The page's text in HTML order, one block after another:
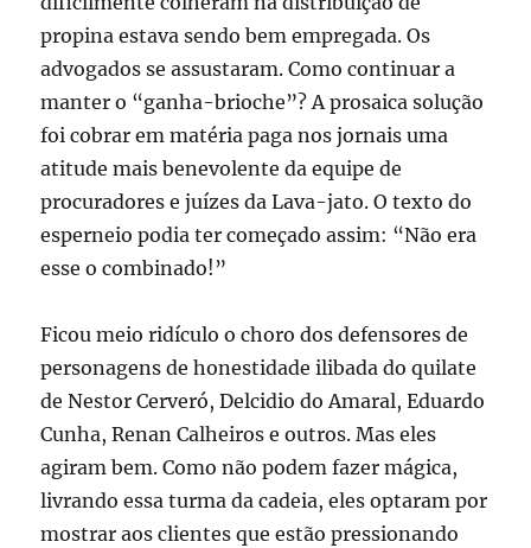
propina estava sendo bem empregada. Os
advogados se assustaram. Como continuar a
manter o “ganha-brioche”? A prosaica solução
foi cobrar em matéria paga nos jornais uma
atitude mais benevolente da equipe de
procuradores e juízes da Lava-jato. O texto do
esperneio podia ter começado assim: “Não era
esse o combinado!”
Ficou meio ridículo o choro dos defensores de
personagens de honestidade ilibada do quilate
de Nestor Cerveró, Delcidio do Amaral, Eduardo
Cunha, Renan Calheiros e outros. Mas eles
agiram bem. Como não podem fazer mágica,
livrando essa turma da cadeia, eles optaram por
mostrar aos clientes que estão pressionando